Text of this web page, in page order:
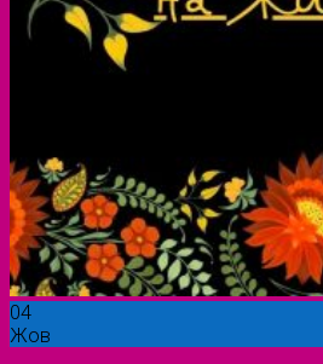
04
Жов